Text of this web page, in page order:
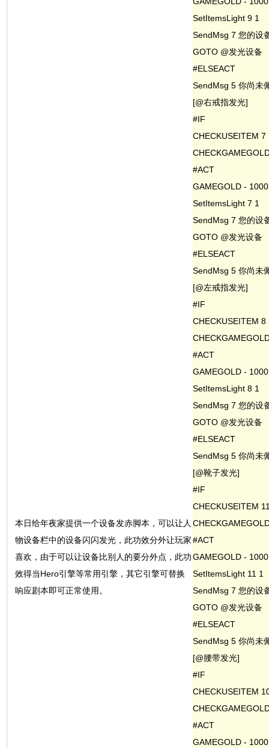
本日给年夜家提供一个设备发赤脚本，可以让人
物设备栏中的设备闪闪发光，此功效分外让玩家
喜欢，由于可以让设备比别人的要分外点，此功
效得当Hero引擎等常用引擎，其它引擎可替换
响应剧本即可正常使用。
SetItemsLight 9 1
SendMsg 7 您的设
GOTO @发光设备
#ELSEACT
SendMsg 5 你尚未
[@右戒指发光]
#IF
CHECKUSEITEM 7
#ACT
GAMEGOLD - 1000
SetItemsLight 7 1
SendMsg 7 您的设
GOTO @发光设备
#ELSEACT
SendMsg 5 你尚未
[@左戒指发光]
#IF
CHECKUSEITEM 8
#ACT
GAMEGOLD - 1000
SetItemsLight 8 1
SendMsg 7 您的设
GOTO @发光设备
#ELSEACT
SendMsg 5 你尚未
[@靴子发光]
#IF
CHECKUSEITEM
#ACT
GAMEGOLD - 1000
SetItemsLight 11 1
SendMsg 7 您的设
GOTO @发光设备
#ELSEACT
SendMsg 5 你尚未
[@腰带发光]
#IF
CHECKUSEITEM
#ACT
GAMEGOLD - 1000